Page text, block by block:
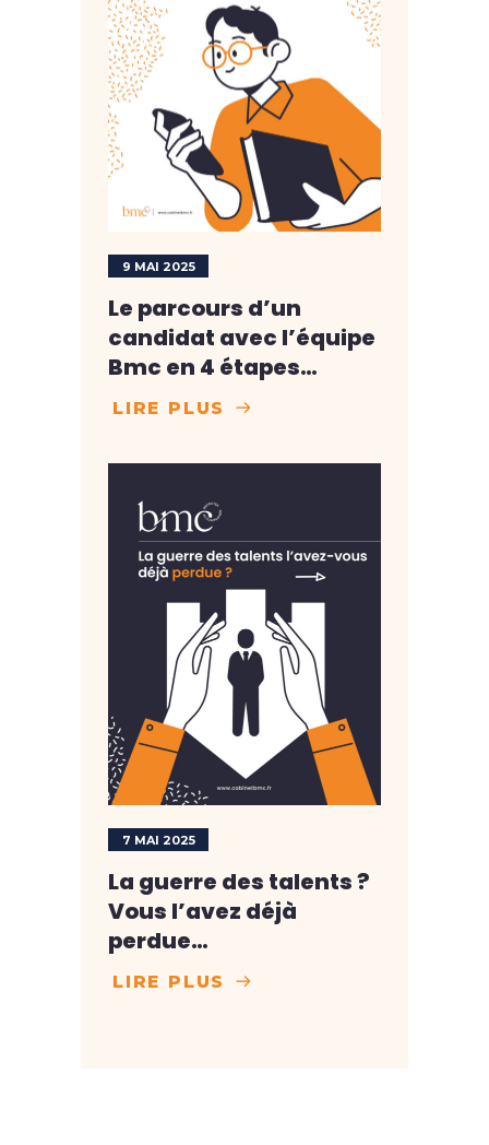
9 MAI 2025
Le parcours d’un
candidat avec l’équipe
Bmc en 4 étapes…
LIRE PLUS
7 MAI 2025
La guerre des talents ?
Vous l’avez déjà
perdue…
LIRE PLUS